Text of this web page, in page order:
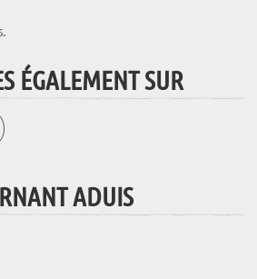
ÉGALEMENT SUR
ADUIS